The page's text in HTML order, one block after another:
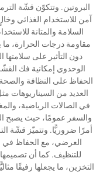
البروتين. وتتكوّن قشّة
السلامة والمتانة
مقاومة درجات الحرارة، ما
دون التأثير على سلامتها
الوحدوي إمكانية فك
الحفاظ على النظافة
العديد من السيناريوهات
في الصالات الرياضية،
والسفر عمومًا، حيث يصبح
أمرًا ضروريًّا. وتتميّز قشّة
العرضي، مع الحفاظ في
للتنظيف. كما أن
التخزين، ما يجعلها رفيقًا